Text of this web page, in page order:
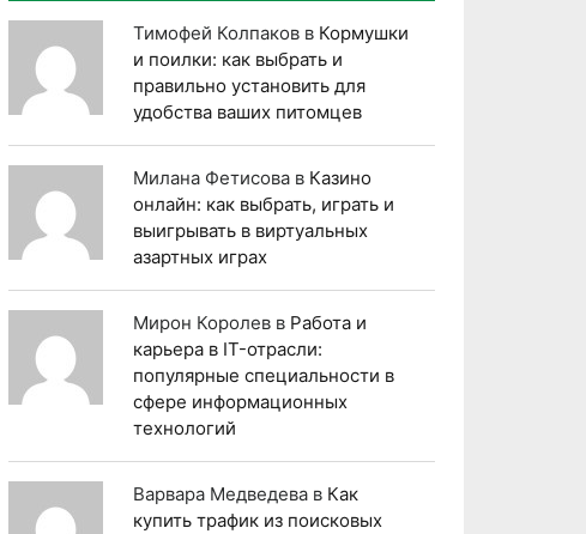
Тимофей Колпаков в Кормушки
и поилки: как выбрать и
правильно установить для
удобства ваших питомцев
Милана Фетисова в Казино
онлайн: как выбрать, играть и
выигрывать в виртуальных
азартных играх
Мирон Королев в Работа и
карьера в IT-отрасли:
популярные специальности в
сфере информационных
технологий
Варвара Медведева в Как
купить трафик из поисковых